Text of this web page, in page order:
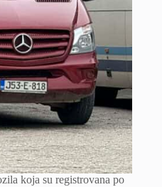
koja su registrovana po